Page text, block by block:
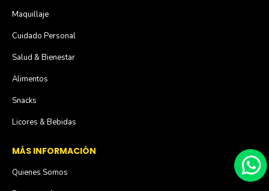
Maquillaje
Cuidado Personal
Salud & Bienestar
Alimentos
Snacks
Licores & Bebidas
MÁS INFORMACIÓN
Quienes Somos